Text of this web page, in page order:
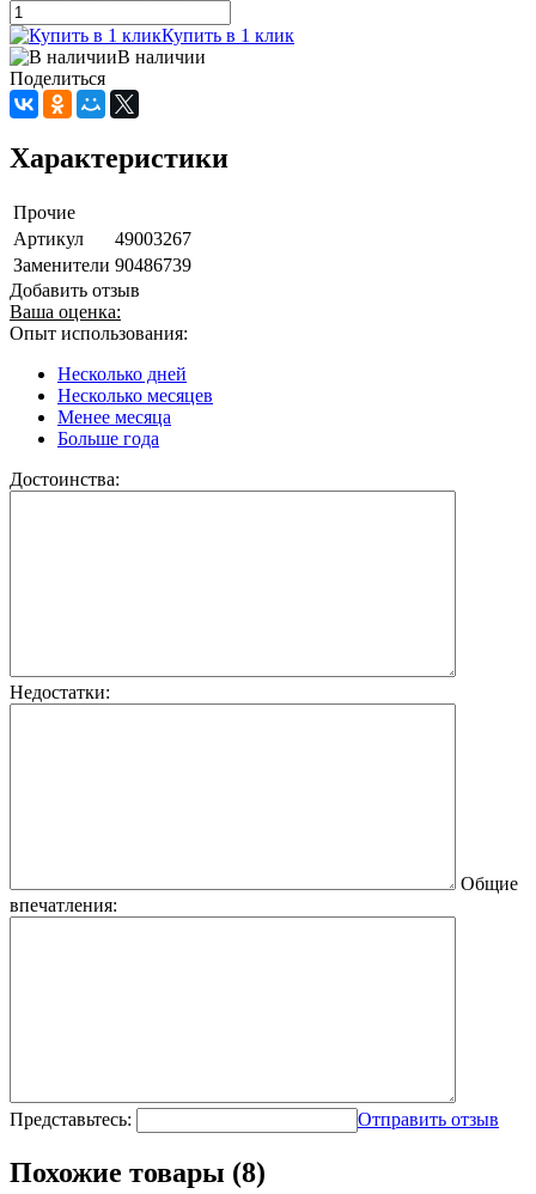
Купить в 1 клик
В наличии
Поделиться
Характеристики
Прочие
Артикул
49003267
Заменители 90486739
Добавить отзыв
Ваша оценка:
Опыт использования:
Несколько дней
Несколько месяцев
Менее месяца
Больше года
Достоинства:
Недостатки:
Общие
впечатления:
Представьтесь: Отправить отзыв
Похожие товары (8)